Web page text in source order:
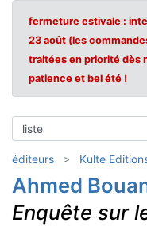
fermeture estivale :
23 août (les
traitées en priorité dès
patience et bel été !
éditeurs Kulte
Ahmed
Enquête sur